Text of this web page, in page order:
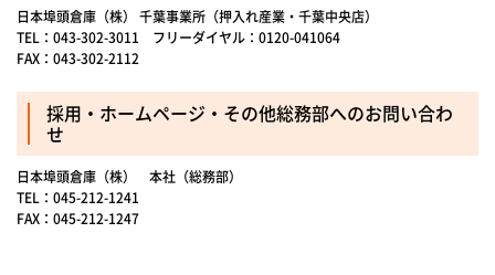
日本埠頭倉庫（株） 千葉事業所（押入れ産業・千葉中央店）
TEL：043-302-3011 フリーダイヤル：0120-041064
FAX：043-302-2112
採用・ホームページ・その他総務部へのお問い合わ
せ
日本埠頭倉庫（株） 本社（総務部）
TEL：045-212-1241
FAX：045-212-1247